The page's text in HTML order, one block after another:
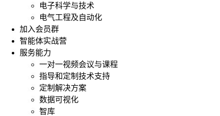
电子科学与技术
电气工程及自动化
加入会员群
智能体实战营
服务能力
一对一视频会议与课程
指导和定制技术支持
定制解决方案
数据可视化
智库